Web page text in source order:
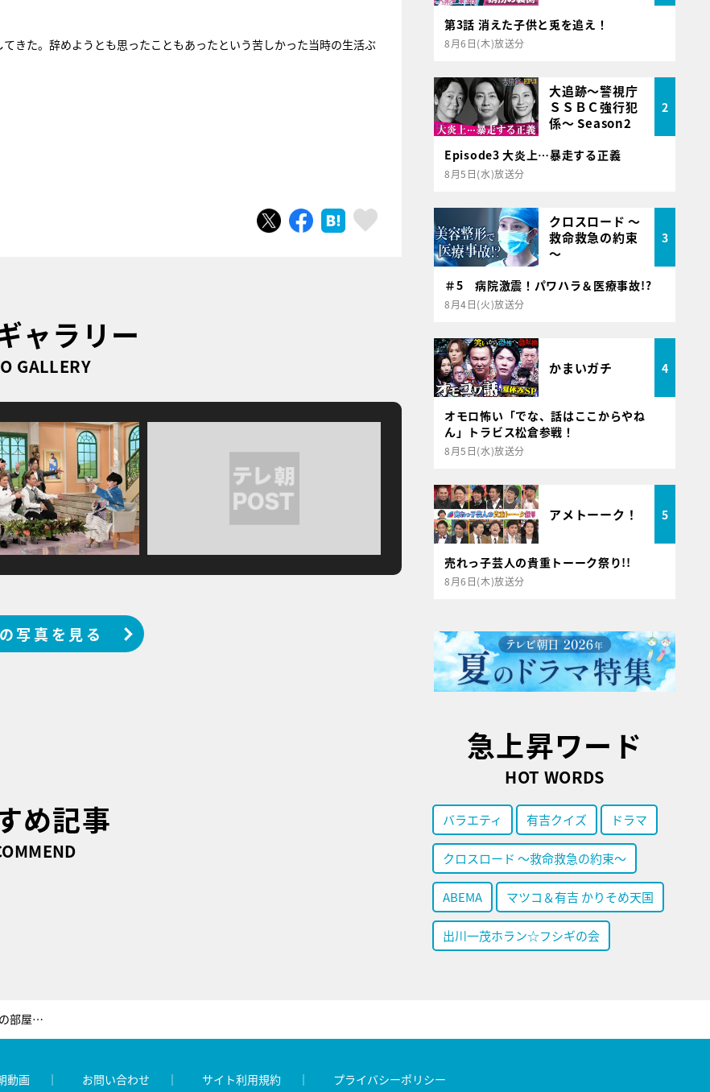
きた。辞めようとも思ったこともあったという苦しかった当時の生活ぶ
ツイートシェア はてブ
ャラリー
GALLERY
写真を見る
め記事
第3話 消えた子供と兎を追え！
8月6日(木)放送分
大追跡～警視庁
ＳＳＢＣ強行犯
係～ Season2
2
Episode3 大炎上…暴走する正義
8月5日(水)放送分
クロスロード ～
救命救急の約束
～
3
＃5 病院激震！パワハラ＆医療事故!?
8月4日(火)放送分
かまいガチ 4
オモロ怖い「でな、話はここからやね
ん」トラビス松倉参戦！
8月5日(水)放送分
アメトーーク！ 5
売れっ子芸人の貴重トーーク祭り!!
8月6日(木)放送分
急上昇ワード
HOT WORDS
バラエティ 有吉クイズ ドラマ
クロスロード ～救命救急の約束～
ABEMA マツコ＆有吉 かりそめ天国
出川一茂ホラン☆フシギの会
ISSAは20年ぶり！DA PUMPが『徹子の部屋』に。「辞めようとも思ったこともあった」
動画 お問い合わせ サイト利用規約 プライバシーポリシー